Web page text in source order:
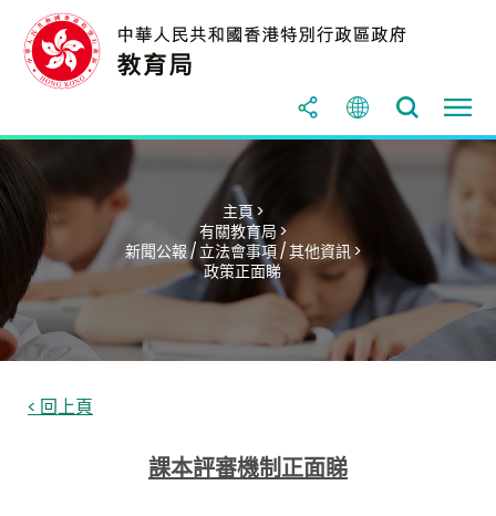
主頁 >
有關教育局 >
新聞公報 / 立法會事項 / 其他資訊 >
政策正面睇
< 回上頁
課本評審機制正面睇